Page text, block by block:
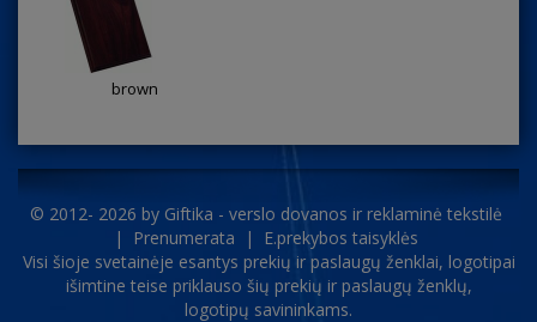
brown
© 2012- 2026 by Giftika - verslo dovanos ir reklaminė tekstilė
|
Prenumerata |
E.prekybos taisyklės
Visi šioje svetainėje esantys prekių ir paslaugų ženklai, logotipai
išimtine teise priklauso šių prekių ir paslaugų ženklų,
logotipų savininkams.